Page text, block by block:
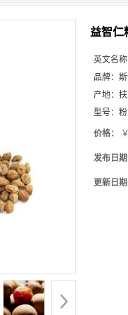
益智仁
英文名称
品牌：
产地：
型号：
价格：
发布日期
更新日期